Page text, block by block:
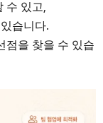
수 있고,
습니다.
점을 찾을 수 있습